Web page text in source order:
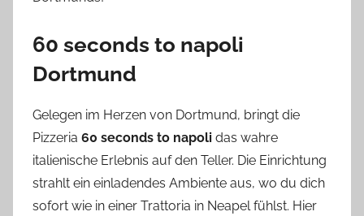
60 seconds to napoli
Dortmund
Gelegen im Herzen von Dortmund, bringt die
Pizzeria 60 seconds to napoli das wahre
italienische Erlebnis auf den Teller. Die Einrichtung
strahlt ein einladendes Ambiente aus, wo du dich
sofort wie in einer Trattoria in Neapel fühlst. Hier